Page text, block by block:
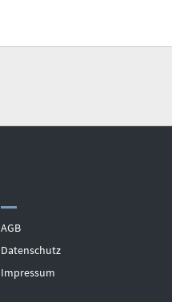
AGB
Datenschutz
Impressum